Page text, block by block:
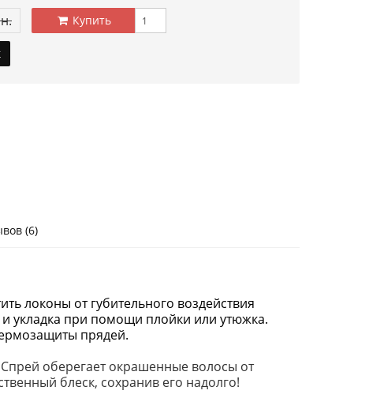
Купить
(6)
локоны от губительного воздействия
и укладка при помощи плойки или утюжка.
прядей.
оберегает окрашенные волосы от
блеск, сохранив его надолго!